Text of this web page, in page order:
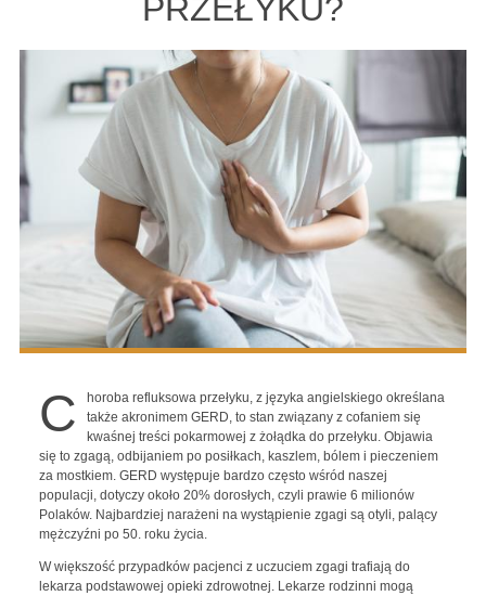
PRZEŁYKU?
C
horoba refluksowa przełyku, z języka angielskiego określana
także akronimem GERD, to stan związany z cofaniem się
kwaśnej treści pokarmowej z żołądka do przełyku. Objawia
się to zgagą, odbijaniem po posiłkach, kaszlem, bólem i pieczeniem
za mostkiem. GERD występuje bardzo często wśród naszej
populacji, dotyczy około 20% dorosłych, czyli prawie 6 milionów
Polaków. Najbardziej narażeni na wystąpienie zgagi są otyli, palący
mężczyźni po 50. roku życia.
W większość przypadków pacjenci z uczuciem zgagi trafiają do
lekarza podstawowej opieki zdrowotnej. Lekarze rodzinni mogą